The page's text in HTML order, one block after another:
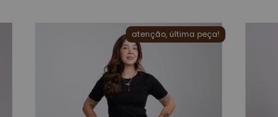
atenção, última peça!